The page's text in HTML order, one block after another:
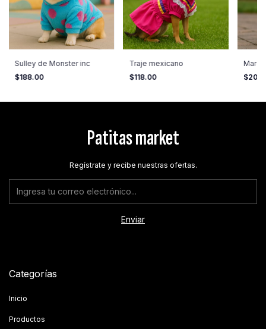
Sulley de Monster inc
$188.00
Traje mexicano
$118.00
Patitas market
Regístrate y recibe nuestras ofertas.
Categorías
Inicio
Productos